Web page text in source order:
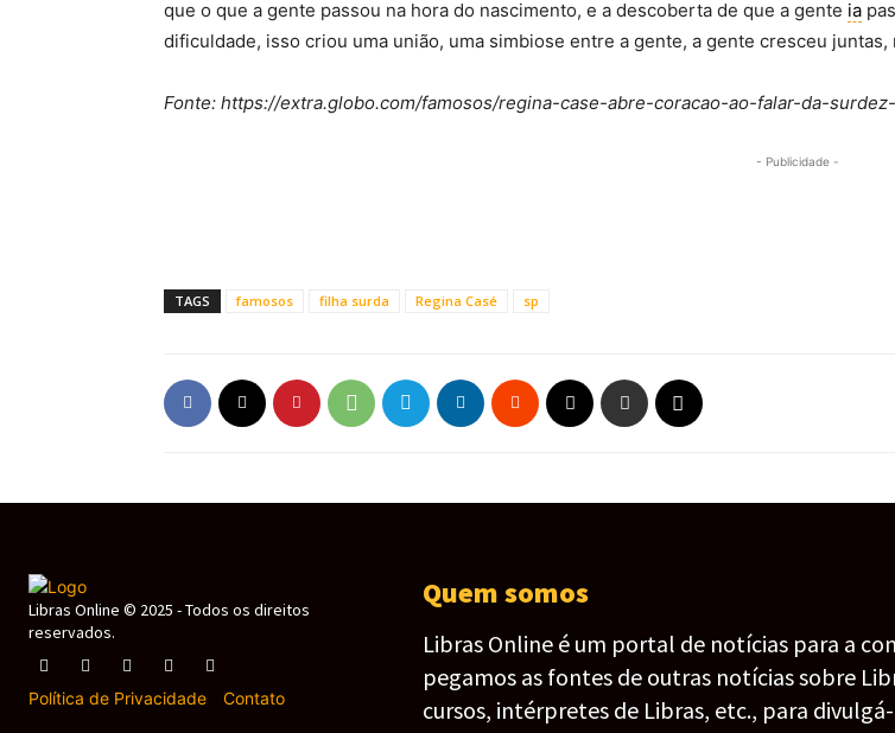
que o que a gente passou na hora do nascimento, e a descoberta de que a gente ia
dificuldade, isso criou uma união, uma simbiose entre a gente, a gente cresceu juntas,
Fonte: https://extra.globo.com/famosos/regina-case-abre-coracao-ao-falar-da-
- Publicidade -
TAGS famosos filha surda Regina Casé sp
Libras Online © 2025 - Todos os direitos
reservados.
Política de Privacidade Contato
Quem somos
Libras Online é um portal de notícias para a
pegamos as fontes de outras notícias sobre
cursos, intérpretes de Libras, etc., para